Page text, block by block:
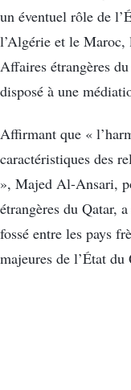
un éventuel rôle de
l’Algérie et le Maroc,
Affaires étrangères
disposé à une
Affirmant que «
caractéristiques des
», Majed Al-Ansari,
étrangères du Qatar,
fossé entre les pays
majeures de l’État